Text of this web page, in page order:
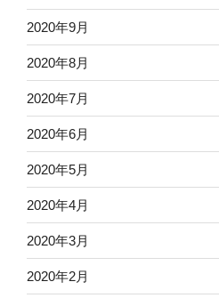
2020年9月
2020年8月
2020年7月
2020年6月
2020年5月
2020年4月
2020年3月
2020年2月